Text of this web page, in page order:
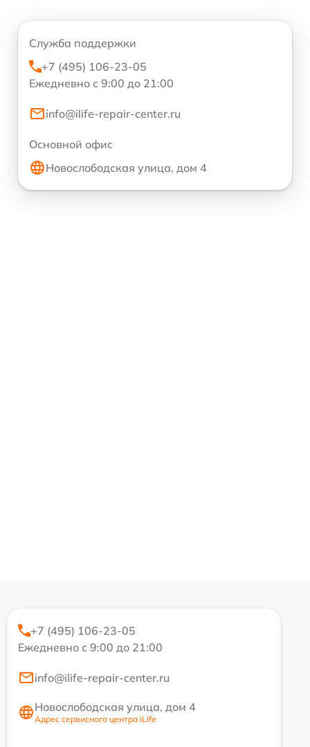
Служба поддержки
+7 (495) 106-23-05
Ежедневно с 9:00 до 21:00
info@ilife-repair-center.ru
Основной офис
Новослободская улица, дом 4
+7 (495) 106-23-05
Ежедневно с 9:00 до 21:00
info@ilife-repair-center.ru
Новослободская улица, дом 4
Адрес сервисного центра iLife